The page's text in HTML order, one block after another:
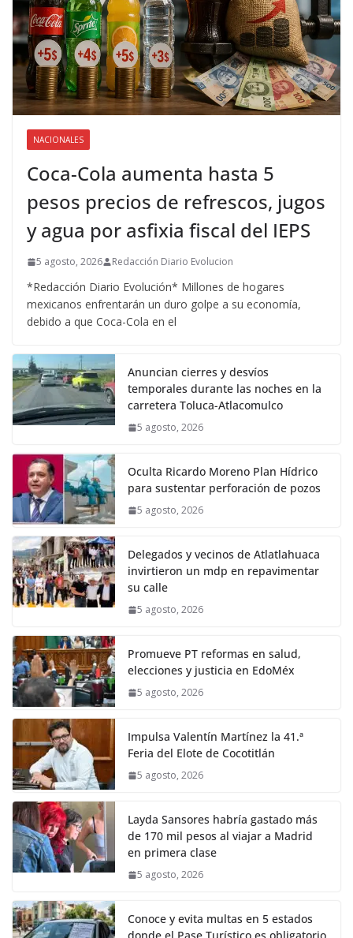
NACIONALES
Coca-Cola aumenta hasta 5
pesos precios de refrescos, jugos
y agua por asfixia fiscal del IEPS
5 agosto, 2026 Redacción Diario Evolucion
*Redacción Diario Evolución* Millones de hogares
mexicanos enfrentarán un duro golpe a su economía,
debido a que Coca-Cola en el
Anuncian cierres y desvíos
temporales durante las noches en la
carretera Toluca-Atlacomulco
5 agosto, 2026
Oculta Ricardo Moreno Plan Hídrico
para sustentar perforación de pozos
5 agosto, 2026
Delegados y vecinos de Atlatlahuaca
invirtieron un mdp en repavimentar
su calle
5 agosto, 2026
Promueve PT reformas en salud,
elecciones y justicia en EdoMéx
5 agosto, 2026
Impulsa Valentín Martínez la 41.ª
Feria del Elote de Cocotitlán
5 agosto, 2026
Layda Sansores habría gastado más
de 170 mil pesos al viajar a Madrid
en primera clase
5 agosto, 2026
Conoce y evita multas en 5 estados